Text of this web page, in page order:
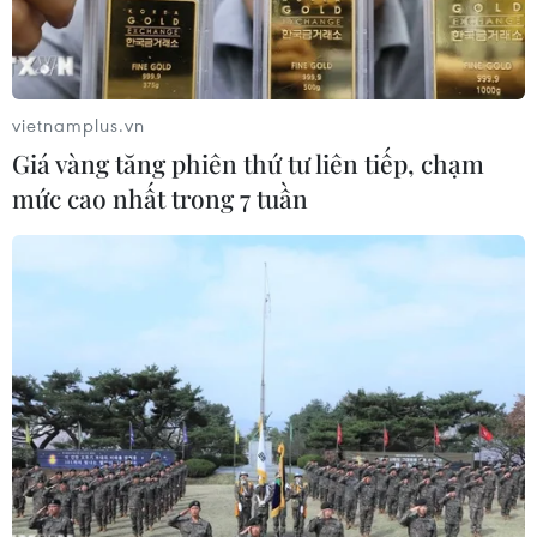
kinh tế, đồng thờigóp phần phát huy tinh thần
đoàn kết, hữu nghị giữa Việt Nam với các nước
trongkhu vực, những năm gần đây thành phố
Hồ Chí Minh đã tăng cường hợp tác tronghoạt
động tình nguyện với các tổ chức nước ngoài.
Ngày 12/7, Thành đoàn thành phố Hồ Chí Minh
đã triển khai các hoạt động tìnhnguyện của sinh
Đợt này, có 100chiến sĩ tham gia tình nguyện tại
giantừ 20/7 đến 3/8/2013, với các hoạt động như:
tuyên truyền tư vấn, khám bệnh,phát thuốc cho
người dân địa phương; trao quà cho gia đình
khó khăn; trao tặngnhà hữu nghị “Tuổi trẻ Việt-
Lào."
vietnamplus.vn
Giá vàng tăng phiên thứ tư liên tiếp, chạm
mức cao nhất trong 7 tuần